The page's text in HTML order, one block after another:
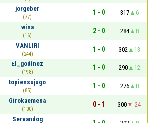
jorgeber
(77)
1 - 0 317
6
wina
(16)
2 - 0 284
8
VANLIRI
(244)
1 - 0 302
13
El_godinez
(198)
1 - 0 290
12
topiensujugo
(85)
1 - 0 276
8
Girokaemena
(100)
0 - 1 300
-24
Servandog